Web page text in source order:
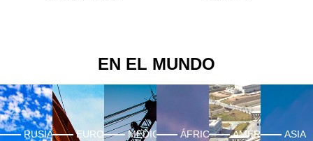
EN EL MUNDO
RUSIA EUROPA MEDIO ORIENTE
ÁFRICA AMÉRICA ASIA